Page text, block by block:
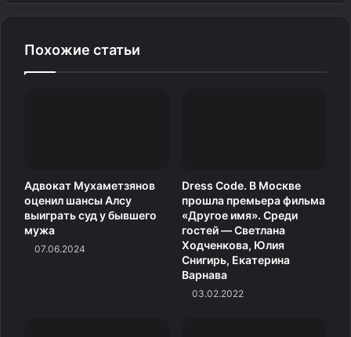
Похожие статьи
Адвокат Мухаметзянов
оценил шансы Алсу
выиграть суд у бывшего
мужа
07.06.2024
Dress Code. В Москве
прошла премьера фильма
«Другое имя». Среди
гостей — Светлана
Ходченкова, Юлия
Снигирь, Екатерина
Варнава
03.02.2022